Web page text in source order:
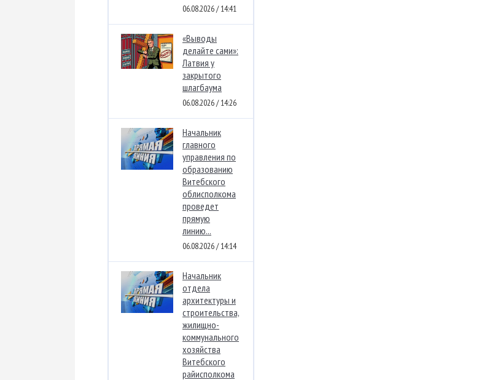
06.08.2026 / 14:41
«Выводы
делайте сами»:
Латвия у
закрытого
шлагбаума
06.08.2026 / 14:26
Начальник
главного
управления по
образованию
Витебского
облисполкома
проведет
прямую
линию...
06.08.2026 / 14:14
Начальник
отдела
архитектуры и
строительства,
жилищно-
коммунального
хозяйства
Витебского
райисполкома